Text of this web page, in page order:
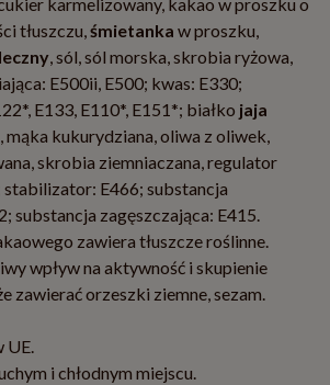
karmelizowany, kakao w proszku o
tłuszczu,śmietanka w proszku,
, sól, sól morska, skrobia ryżowa,
E500ii, E500; kwas: E330;
E133, E110*, E151*; białko jaja
mąka kukurydziana, oliwa z oliwek,
skrobia ziemniaczana, regulator
E466; substancja
substancja zagęszczająca: E415.
zawiera tłuszcze roślinne.
wpływ na aktywność i skupienie
zawierać orzeszki ziemne, sezam.
UE.
i chłodnym miejscu.